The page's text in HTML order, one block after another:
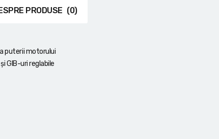
PRODUSE (0)
puterii motorului
GIB-uri reglabile